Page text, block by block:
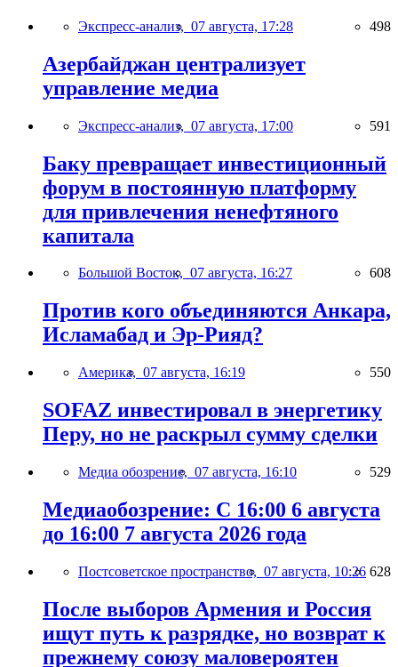
Экспресс-анализ, 07 августа, 17:28 498
Азербайджан централизует
управление медиа
Экспресс-анализ, 07 августа, 17:00 591
Баку превращает инвестиционный
форум в постоянную платформу
для привлечения ненефтяного
капитала
Большой Восток, 07 августа, 16:27 608
Против кого объединяются Анкара,
Исламабад и Эр-Рияд?
Америка, 07 августа, 16:19 550
SOFAZ инвестировал в энергетику
Перу, но не раскрыл сумму сделки
Медиа обозрение, 07 августа, 16:10 529
Медиаобозрение: С 16:00 6 августа
до 16:00 7 августа 2026 года
Постсоветское пространство, 07 августа, 10:26 628
После выборов Армения и Россия
ищут путь к разрядке, но возврат к
прежнему союзу маловероятен